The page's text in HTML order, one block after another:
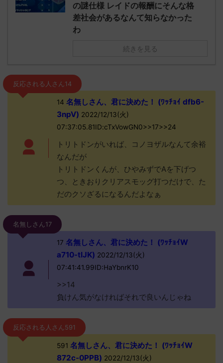
の謎仕様 レイドの報酬にそんな格
差社会があるなんて知らなかった
わ
続きを見る
反応される人さん14
14 名無しさん、君に決めた！ (ﾜｯﾁｮｲ dfb6-
3npV) 2022/12/13(火)
07:37:05.81ID:cTxVowGN0>>17>>24
トリトドンがいれば、コノヨザルなんて余裕
なんだが
トリトドンくんが、ひやみずでAを下げつ
つ、ときおりクリアスモッグ打つだけで、た
だのクソざるになるんだよなぁ
名無しさん17
17 名無しさん、君に決めた！ (ﾜｯﾁｮｲW
a710-tIJK) 2022/12/13(火)
07:41:41.99ID:HaYbnrK10
>>14
負けん気がなければそれで良いんじゃね
反応される人さん591
591 名無しさん、君に決めた！ (ﾜｯﾁｮｲW
872c-0PPB) 2022/12/13(火)